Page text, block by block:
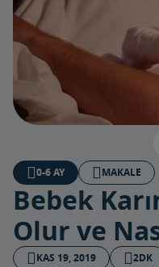
0-6 AY MAKALE
Bebek
Olur ve
KAS 19, 2019 2DK